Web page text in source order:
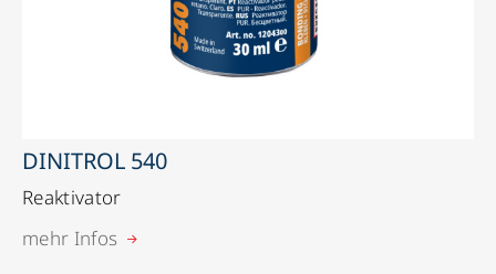
DINITROL 540
Reaktivator
mehr Infos